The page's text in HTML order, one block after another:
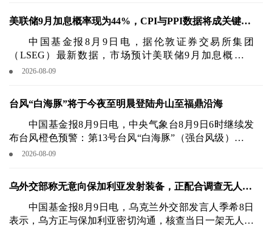
美联储9月加息概率现为44%，CPI与PPI数据将成关键变
中国基金报8月9日电，据伦敦证券交易所集团
（LSEG）最新数据，市场预计美联储9月加息概率为
44%。2026-08-09
台风“白海豚”将于今夜至明晨登陆舟山至福鼎沿海
中国基金报8月9日电，中央气象台8月9日6时继续发
布台风橙色预警：第13号台风“白海豚”（强台风级）今晨
5时位于温州以东约305公里的东海南部海域，中心最大风
2026-08-09
乌外交部称无意向保加利亚发射装备，正配合调查无人机
坠落事件
中国基金报8月9日电，乌克兰外交部发言人季希8日
表示，乌方正与保加利亚密切沟通，核查当日一架无人机